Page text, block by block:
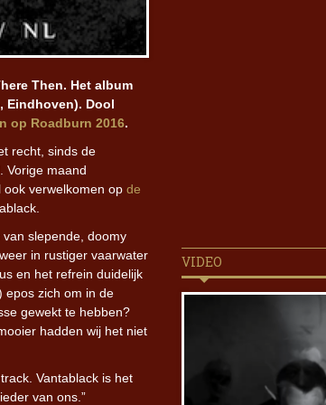
Then. Het album
Eindhoven). Dool
op Roadburn 2016.
recht, sinds de
Vorige maand
verwelkomen op de
slepende, doomy
in rustiger vaarwater
en het refrein duidelijk
epos zich om in de
gewekt te hebben?
hadden wij het niet
Vantablack is het
van ons.”
VIDEO